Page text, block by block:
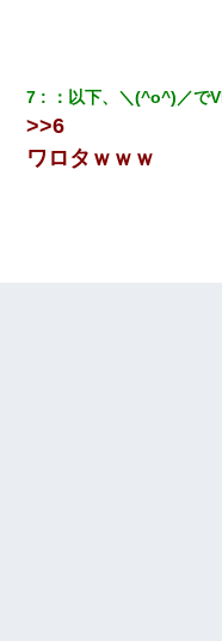
7 ： 以下、＼(^o^)／で
>>6
ワロタｗｗｗ